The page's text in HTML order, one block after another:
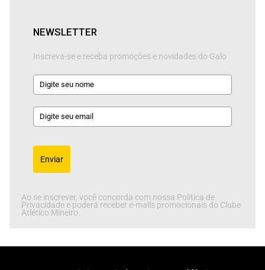
NEWSLETTER
Inscreva-se e receba promoções e novidades do Galo
Enviar
Ao se inscrever, você concorda com nossa Política de
Privacidade e poderá receber e-mails promocionais do Clube
Atlético Mineiro.